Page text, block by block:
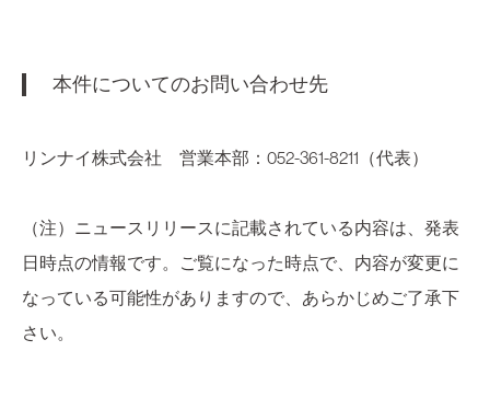
本件についてのお問い合わせ先
リンナイ株式会社 営業本部：052-361-8211（代表）
（注）ニュースリリースに記載されている内容は、発表
日時点の情報です。ご覧になった時点で、内容が変更に
なっている可能性がありますので、あらかじめご了承下
さい。